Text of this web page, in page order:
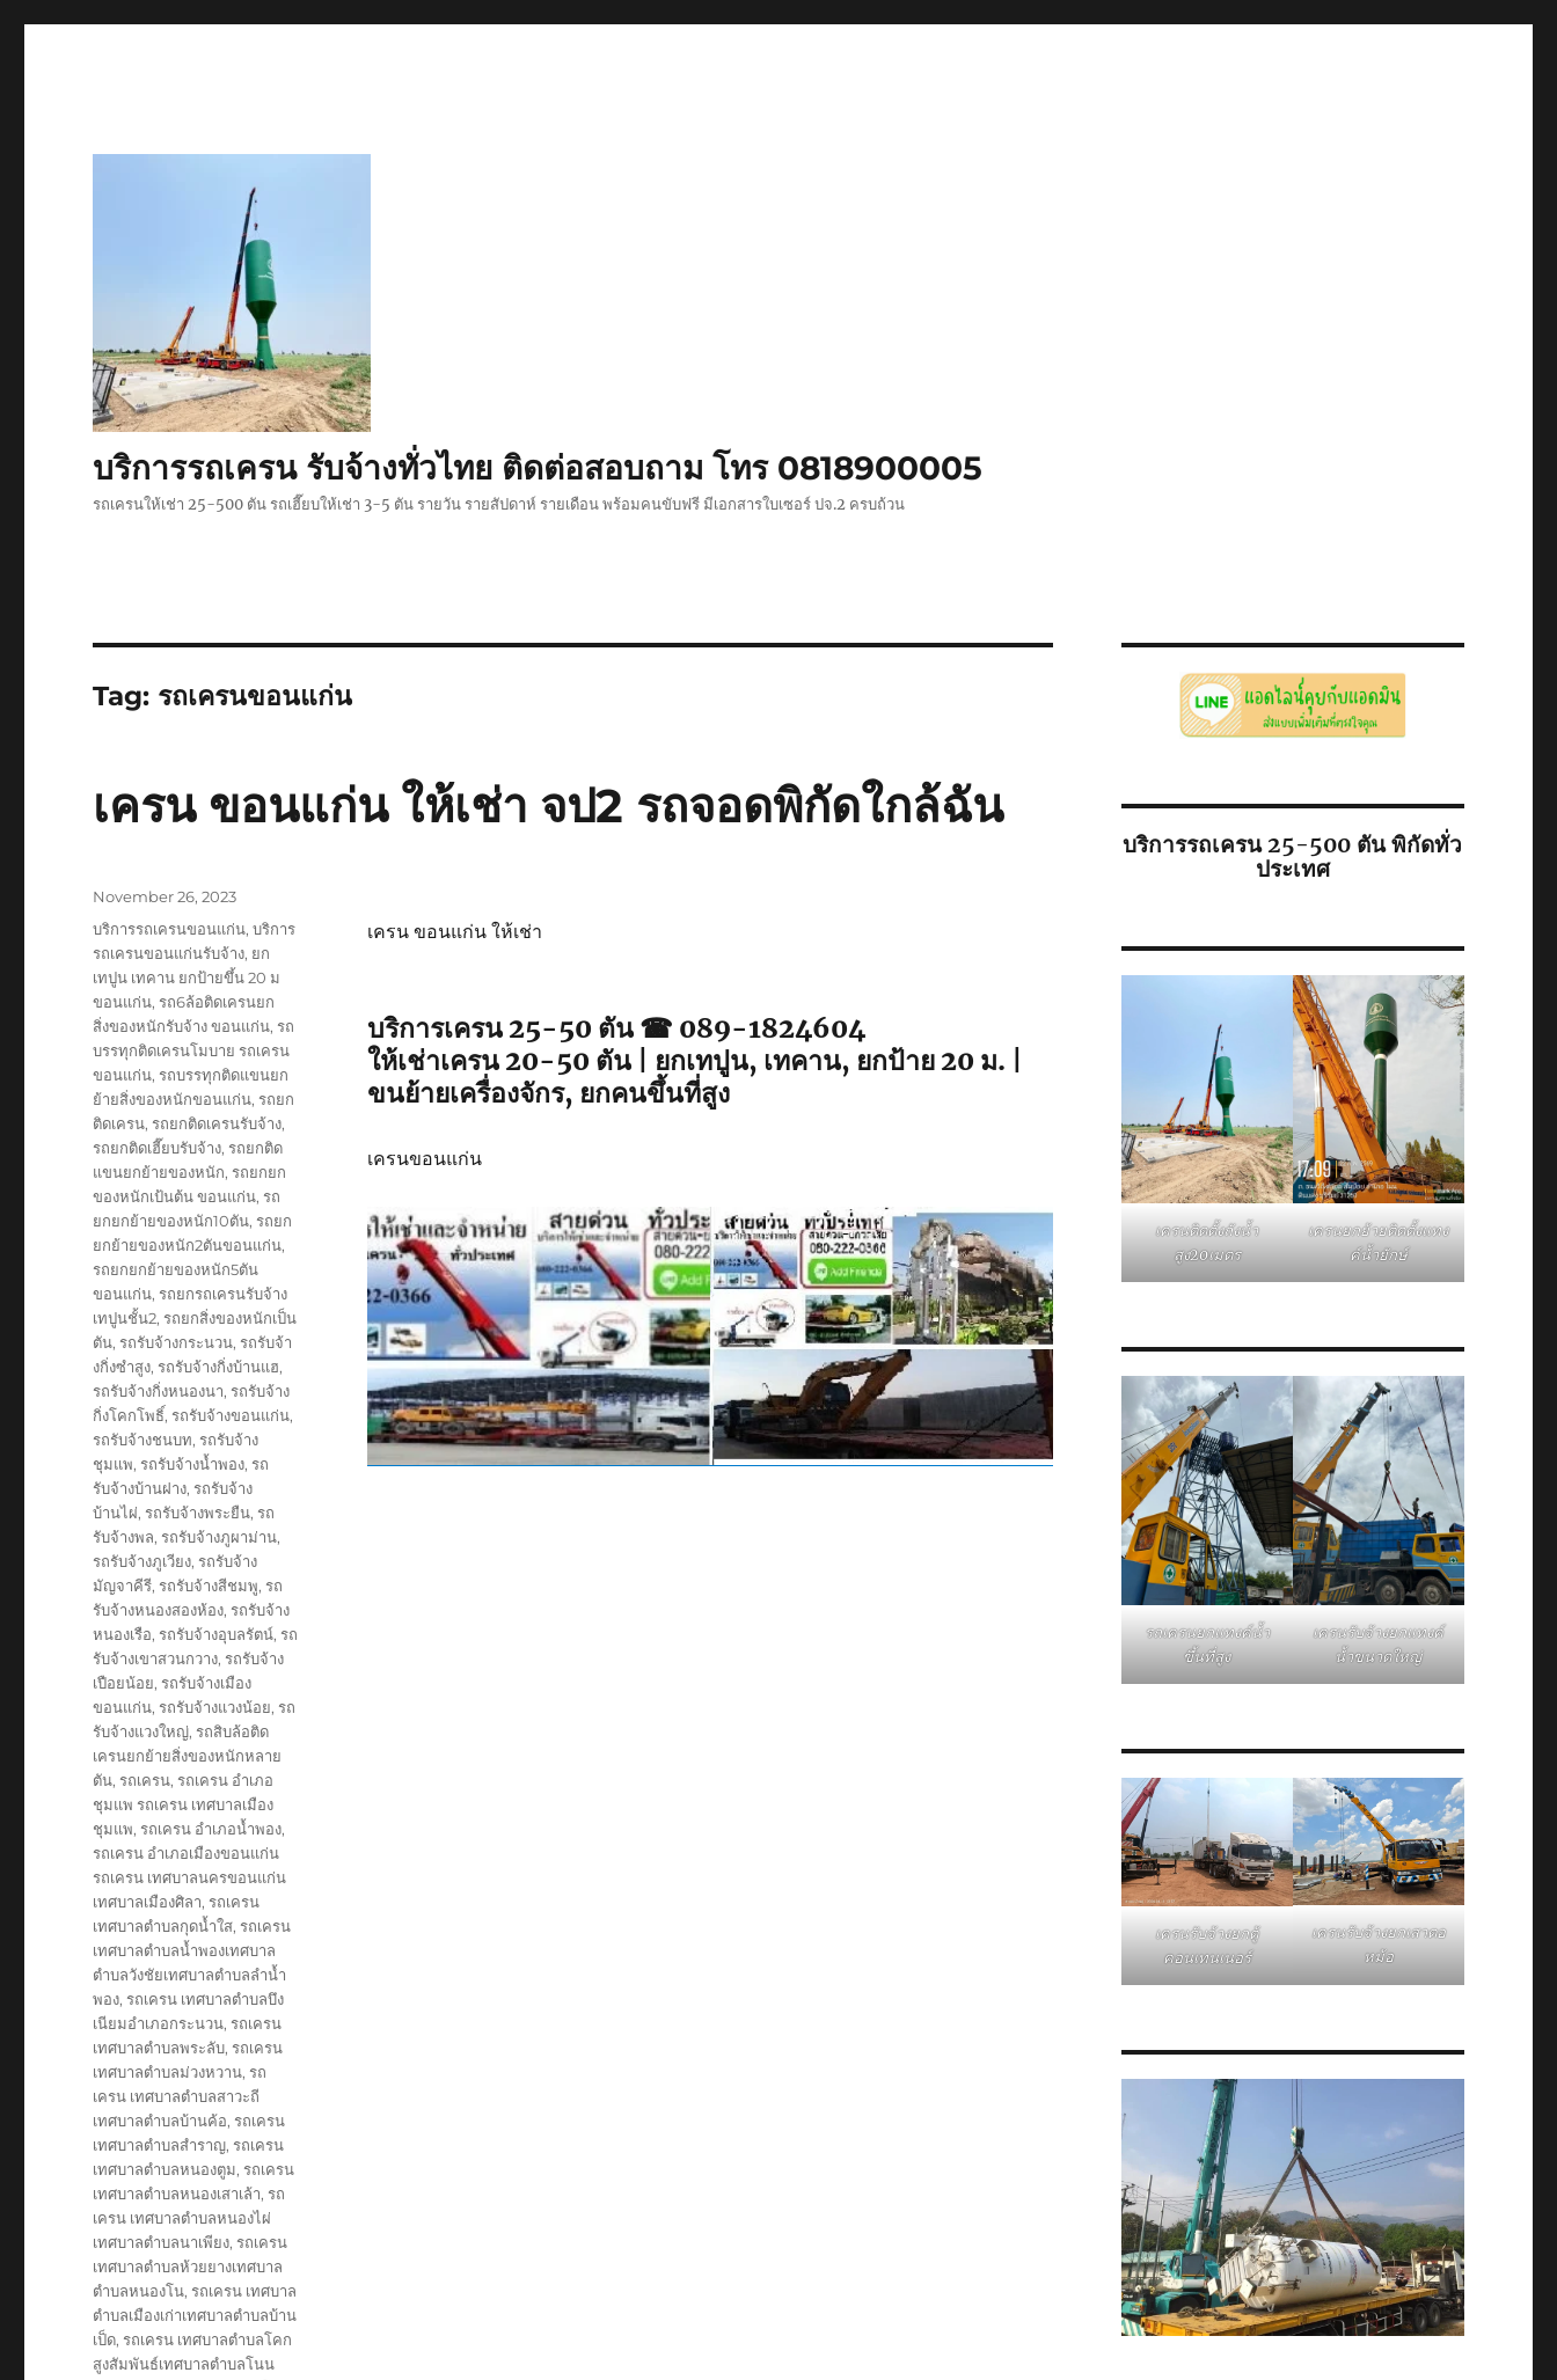
บริการรถเครน รับจ้างทั่วไทย ติดต่อสอบถาม โทร 0818900005
รถเครนให้เช่า 25-500 ตัน รถเฮี๊ยบให้เช่า 3-5 ตัน รายวัน รายสัปดาห์ รายเดือน พร้อมคนขับฟรี มีเอกสารใบเซอร์ ปจ.2 ครบถ้วน
Tag: รถเครนขอนแก่น
เครน ขอนแก่น ให้เช่า จป2 รถจอดพิกัดใกล้ฉัน
เครน ขอนแก่น ให้เช่า
บริการเครน 25-50 ตัน ☎ 089-1824604
ให้เช่าเครน 20-50 ตัน | ยกเทปูน, เทคาน, ยกป้าย 20 ม. |
ขนย้ายเครื่องจักร, ยกคนขึ้นที่สูง
เครนขอนแก่น
Posted
on
November 26, 2023
Tags
บริการรถเครนขอนแก่น,บริการ
รถเครนขอนแก่นรับจ้าง, ยก
เทปูน เทคาน ยกป้ายขึ้น 20 ม
ขอนแก่น,รถ6ล้อติดเครนยก
สิ่งของหนักรับจ้าง ขอนแก่น,รถ
บรรทุกติดเครนโมบาย รถเครน
ขอนแก่น,รถบรรทุกติดแขนยก
ย้ายสิ่งของหนักขอนแก่น,รถยก
ติดเครน,รถยกติดเครนรับจ้าง,
รถยกติดเฮี๊ยบรับจ้าง,รถยกติด
แขนยกย้ายของหนัก,รถยกยก
ของหนักเป้นต้น ขอนแก่น,รถ
ยกยกย้ายของหนัก10ตัน,รถยก
ยกย้ายของหนัก2ตันขอนแก่น,
รถยกยกย้ายของหนัก5ตัน
ขอนแก่น,รถยกรถเครนรับจ้าง
เทปูนชั้น2,รถยกสิ่งของหนักเป็น
ตัน,รถรับจ้างกระนวน,รถรับจ้า
งกิ่งซำสูง,รถรับจ้างกิ่งบ้านแฮ,
รถรับจ้างกิ่งหนองนา,รถรับจ้าง
กิ่งโคกโพธิ์,รถรับจ้างขอนแก่น,
รถรับจ้างชนบท,รถรับจ้าง
ชุมแพ,รถรับจ้างน้ำพอง,รถ
รับจ้างบ้านฝาง,รถรับจ้าง
บ้านไผ่,รถรับจ้างพระยืน,รถ
รับจ้างพล,รถรับจ้างภูผาม่าน,
รถรับจ้างภูเวียง,รถรับจ้าง
มัญจาคีรี,รถรับจ้างสีชมพู,รถ
รับจ้างหนองสองห้อง,รถรับจ้าง
หนองเรือ,รถรับจ้างอุบลรัตน์,รถ
รับจ้างเขาสวนกวาง,รถรับจ้าง
เปือยน้อย,รถรับจ้างเมือง
ขอนแก่น,รถรับจ้างแวงน้อย,รถ
รับจ้างแวงใหญ่,รถสิบล้อติด
เครนยกย้ายสิ่งของหนักหลาย
ตัน,รถเครน,รถเครน อำเภอ
ชุมแพ รถเครน เทศบาลเมือง
ชุมแพ,รถเครน อำเภอน้ำพอง,
รถเครน อำเภอเมืองขอนแก่น
รถเครน เทศบาลนครขอนแก่น
เทศบาลเมืองศิลา,รถเครน
เทศบาลตำบลกุดน้ำใส,รถเครน
เทศบาลตำบลน้ำพองเทศบาล
ตำบลวังชัยเทศบาลตำบลลำน้ำ
พอง,รถเครน เทศบาลตำบลบึง
เนียมอำเภอกระนวน,รถเครน
เทศบาลตำบลพระลับ,รถเครน
เทศบาลตำบลม่วงหวาน,รถ
เครน เทศบาลตำบลสาวะถี
เทศบาลตำบลบ้านค้อ,รถเครน
เทศบาลตำบลสำราญ,รถเครน
เทศบาลตำบลหนองตูม,รถเครน
เทศบาลตำบลหนองเสาเล้า,รถ
เครน เทศบาลตำบลหนองไผ่
เทศบาลตำบลนาเพียง,รถเครน
เทศบาลตำบลห้วยยางเทศบาล
ตำบลหนองโน,รถเครน เทศบาล
ตำบลเมืองเก่าเทศบาลตำบลบ้าน
เป็ด,รถเครน เทศบาลตำบลโคก
สูงสัมพันธ์เทศบาลตำบลโนน
บริการรถเครน 25-500 ตัน พิกัดทั่ว
ประเทศ
เครนติดตั้งถังน้ำ
สูง20เมตร
เครนยกย้ายติดตั้งแทง
ค์น้ำยักษ์
รถเครนยกแทงค์น้ำ
ขึ้นที่สูง
เครนรับจ้างยกแทงค์
น้ำขนาดใหญ่
เครนรับจ้างยกตู้
คอนเทนเนอร์
เครนรับจ้างยกเสาตอ
หม้อ